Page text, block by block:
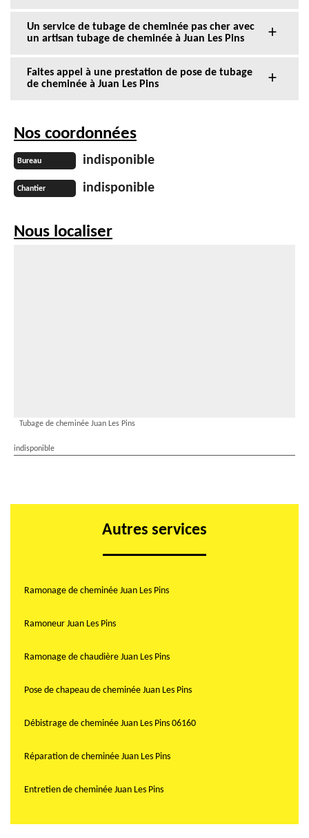
Un service de tubage de cheminée pas cher avec
un artisan tubage de cheminée à Juan Les Pins
Faites appel à une prestation de pose de tubage
de cheminée à Juan Les Pins
Nos coordonnées
Bureau indisponible
Chantier indisponible
Nous localiser
Tubage de cheminée Juan Les Pins
indisponible
Autres services
Ramonage de cheminée Juan Les Pins
Ramoneur Juan Les Pins
Ramonage de chaudière Juan Les Pins
Pose de chapeau de cheminée Juan Les Pins
Débistrage de cheminée Juan Les Pins 06160
Réparation de cheminée Juan Les Pins
Entretien de cheminée Juan Les Pins